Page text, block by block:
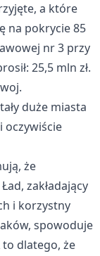
a które
na pokrycie 85
nr 3 przy
25,5 mln zł.
duże miasta
oczywiście
że
zakładający
i korzystny
spowoduje
dlatego, że